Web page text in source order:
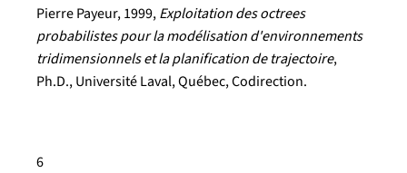
Pierre Payeur, 1999,Exploitation des octrees
probabilistes pour la modélisation d'environnements
tridimensionnels et la planification de trajectoire,
Ph.D., Université Laval, Québec, Codirection.
6